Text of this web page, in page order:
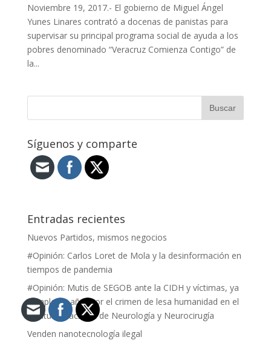
Noviembre 19, 2017.- El gobierno de Miguel Ángel
Yunes Linares contrató a docenas de panistas para
supervisar su principal programa social de ayuda a los
pobres denominado “Veracruz Comienza Contigo” de
la...
Síguenos y comparte
Entradas recientes
Nuevos Partidos, mismos negocios
#Opinión: Carlos Loret de Mola y la desinformación en
tiempos de pandemia
#Opinión: Mutis de SEGOB ante la CIDH y víctimas, ya
cumple un año, por el crimen de lesa humanidad en el
Instituto Nacional de Neurología y Neurocirugía
Venden nanotecnología ilegal